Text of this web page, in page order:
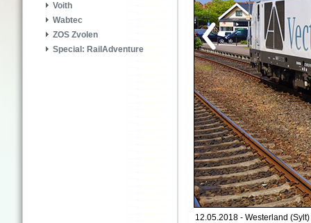
Voith
Wabtec
ZOS Zvolen
Special: RailAdventure
12.05.2018 - Westerland (Sylt)